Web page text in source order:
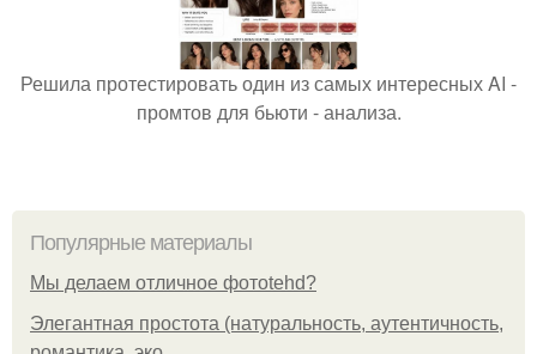
Решила протестировать один из самых интересных AI -
промтов для бьюти - анализа.
Популярные материалы
Мы делаем отличное фотоtehd?
Элегантная простота (натуральность, аутентичность,